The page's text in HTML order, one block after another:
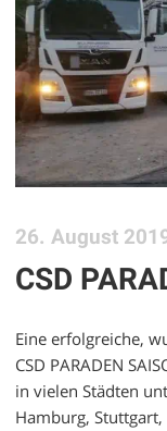
26. August
CSD
Eine erfolgreiche,
CSD PARADEN
in vielen Städten
Hamburg,